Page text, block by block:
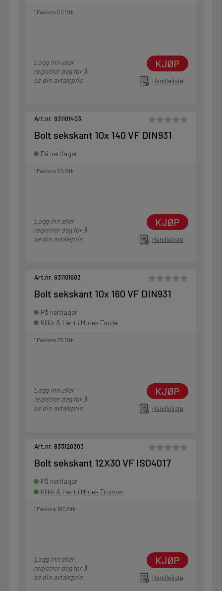
1 Pakke a 50 Stk
Logg inn eller
registrer deg for å
se din avtalepris
KJØP
Handleliste
Art.nr. 931101403
Bolt sekskant 10x 140 VF DIN931
På nettlager
1 Pakke a 25 Stk
Logg inn eller
registrer deg for å
se din avtalepris
KJØP
Handleliste
Art.nr. 931101603
Bolt sekskant 10x 160 VF DIN931
På nettlager
Klikk & Hent i Motek Førde
1 Pakke a 25 Stk
Logg inn eller
registrer deg for å
se din avtalepris
KJØP
Handleliste
Art.nr. 933120303
Bolt sekskant 12X30 VF ISO4017
På nettlager
Klikk & Hent i Motek Tromsø
1 Pakke a 100 Stk
Logg inn eller
registrer deg for å
se din avtalepris
KJØP
Handleliste